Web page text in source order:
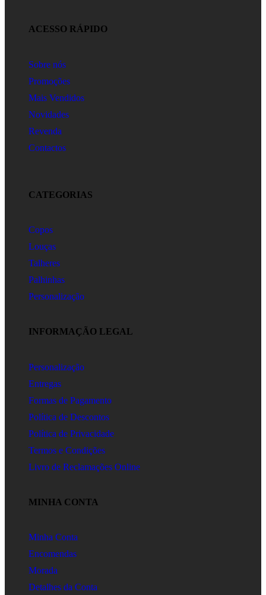
ACESSO RÁPIDO
Sobre nós
Promoções
Mais Vendidos
Novidades
Revenda
Contactos
CATEGORIAS
Copos
Louças
Talheres
Palhinhas
Personalização
INFORMAÇÃO LEGAL
Personalização
Entregas
Formas de Pagamento
Política de Descontos
Política de Privacidade
Termos e Condições
Livro de Reclamações Online
MINHA CONTA
Minha Conta
Encomendas
Morada
Detalhes da Conta